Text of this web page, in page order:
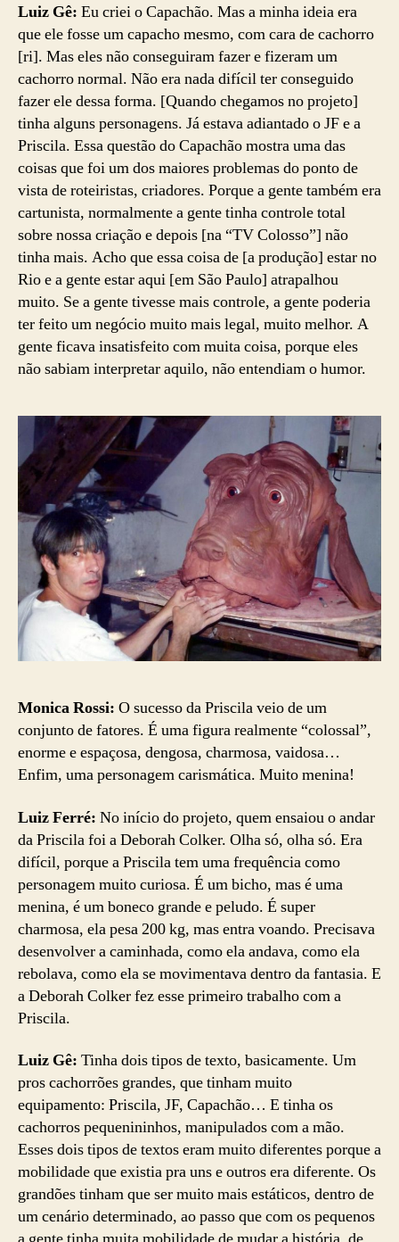
Luiz Gê: Eu criei o Capachão. Mas a minha ideia era
que ele fosse um capacho mesmo, com cara de cachorro
[ri]. Mas eles não conseguiram fazer e fizeram um
cachorro normal. Não era nada difícil ter conseguido
fazer ele dessa forma. [Quando chegamos no projeto]
tinha alguns personagens. Já estava adiantado o JF e a
Priscila. Essa questão do Capachão mostra uma das
coisas que foi um dos maiores problemas do ponto de
vista de roteiristas, criadores. Porque a gente também era
cartunista, normalmente a gente tinha controle total
sobre nossa criação e depois [na “TV Colosso”] não
tinha mais. Acho que essa coisa de [a produção] estar no
Rio e a gente estar aqui [em São Paulo] atrapalhou
muito. Se a gente tivesse mais controle, a gente poderia
ter feito um negócio muito mais legal, muito melhor. A
gente ficava insatisfeito com muita coisa, porque eles
não sabiam interpretar aquilo, não entendiam o humor.
Monica Rossi: O sucesso da Priscila veio de um
conjunto de fatores. É uma figura realmente “colossal”,
enorme e espaçosa, dengosa, charmosa, vaidosa…
Enfim, uma personagem carismática. Muito menina!
Luiz Ferré: No início do projeto, quem ensaiou o andar
da Priscila foi a Deborah Colker. Olha só, olha só. Era
difícil, porque a Priscila tem uma frequência como
personagem muito curiosa. É um bicho, mas é uma
menina, é um boneco grande e peludo. É super
charmosa, ela pesa 200 kg, mas entra voando. Precisava
desenvolver a caminhada, como ela andava, como ela
rebolava, como ela se movimentava dentro da fantasia. E
a Deborah Colker fez esse primeiro trabalho com a
Priscila.
Luiz Gê: Tinha dois tipos de texto, basicamente. Um
pros cachorrões grandes, que tinham muito
equipamento: Priscila, JF, Capachão… E tinha os
cachorros pequenininhos, manipulados com a mão.
Esses dois tipos de textos eram muito diferentes porque a
mobilidade que existia pra uns e outros era diferente. Os
grandões tinham que ser muito mais estáticos, dentro de
um cenário determinado, ao passo que com os pequenos